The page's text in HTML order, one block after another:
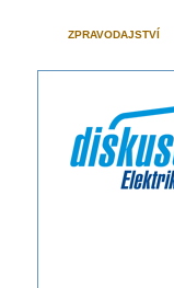
ZPRAVODAJSTVÍ